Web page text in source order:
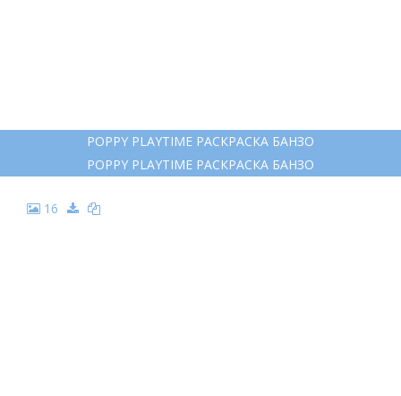
POPPY PLAYTIME РАСКРАСКА БАНЗО
POPPY PLAYTIME РАСКРАСКА БАНЗО
16